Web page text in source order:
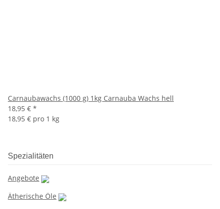
Carnaubawachs (1000 g) 1kg Carnauba Wachs hell
18,95 € *
18,95 € pro 1 kg
Spezialitäten
Angebote
Ätherische Öle